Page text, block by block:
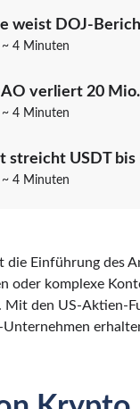
weist DOJ-
~ 4 Minuten
verliert 20
~ 4 Minuten
streicht USDT bis
~ 4 Minuten
die Einführung des
oder komplexe
Mit den US-Aktien-